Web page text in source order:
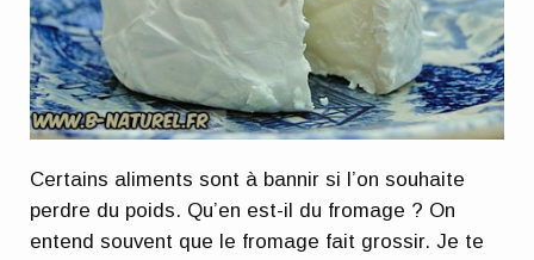
Certains aliments sont à bannir si l’on souhaite
perdre du poids. Qu’en est-il du fromage ? On
entend souvent que le fromage fait grossir. Je te